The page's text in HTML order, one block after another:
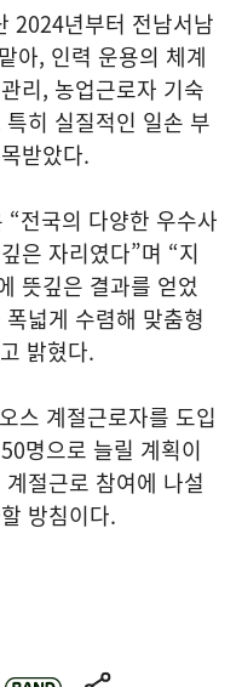
2024년부터 전남서남
아, 인력 운용의 체계
리, 농업근로자 기숙
히 실질적인 일손 부
받았다.
전국의 다양한 우수사
은 자리였다”며 “지
뜻깊은 결과를 얻었
넓게 수렴해 맞춤형
밝혔다.
스 계절근로자를 도입
명으로 늘릴 계획이
절근로 참여에 나설
방침이다.